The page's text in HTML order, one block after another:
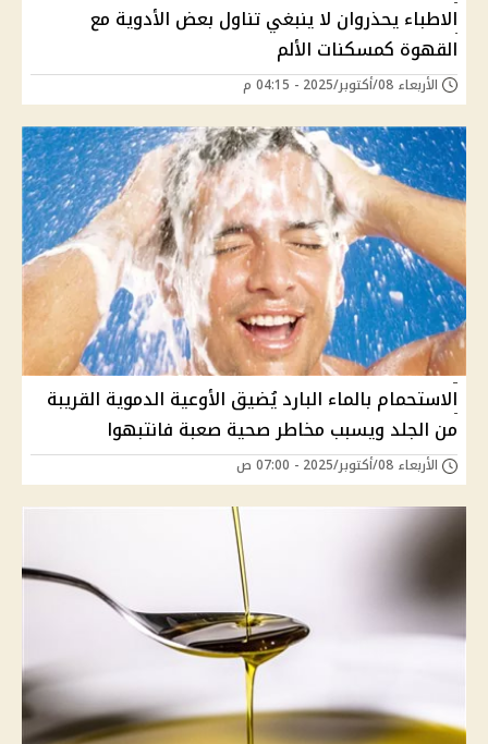
الاطباء يحذروان لا ينبغي تناول بعض الأدوية مع
القهوة كمسكنات الألم
الأربعاء 08/أكتوبر/2025 - 04:15 م
الاستحمام بالماء البارد يُضيق الأوعية الدموية القريبة
من الجلد ويسبب مخاطر صحية صعبة فانتبهوا
الأربعاء 08/أكتوبر/2025 - 07:00 ص